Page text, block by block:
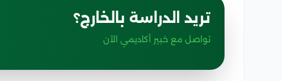
تريد الدراسة بالخارج؟
تواصل مع خبير أكاديمي الآن